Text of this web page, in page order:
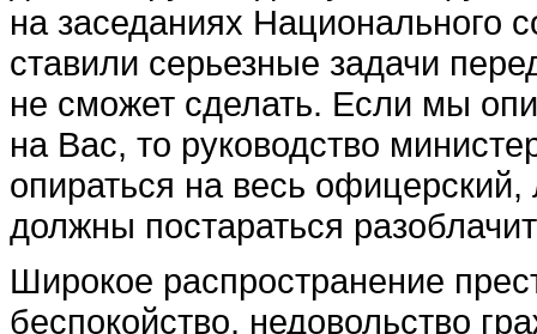
на заседаниях Национального
ставили серьезные зада­чи
не сможет сделать. Если мы
на Вас, то руководство
опираться на весь
должны постараться
Широкое распространение
беспокойство, недовольство